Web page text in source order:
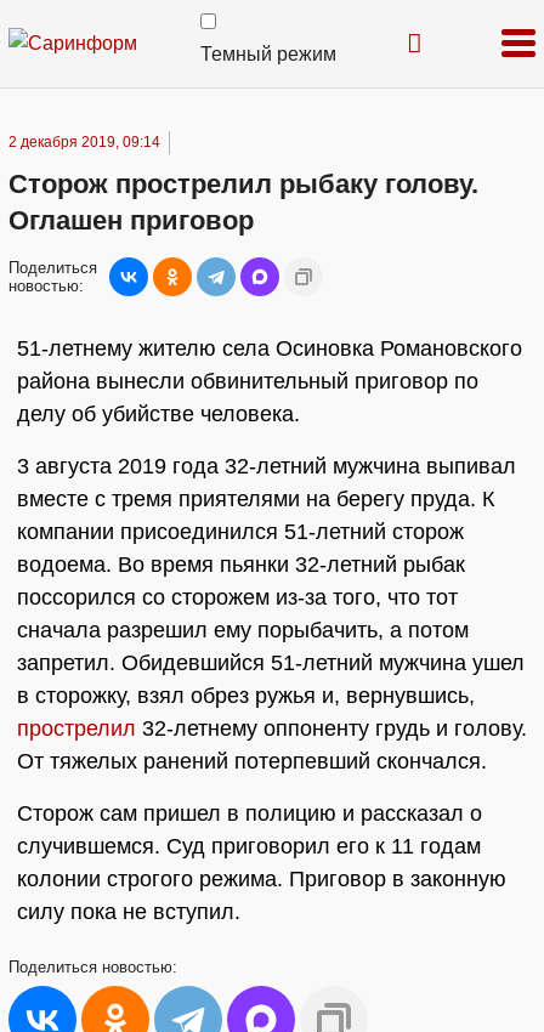
Темный режим
2 декабря 2019, 09:14
Сторож прострелил рыбаку голову.
Оглашен приговор
Поделиться
новостью:
51-летнему жителю села Осиновка Романовского
района вынесли обвинительный приговор по
делу об убийстве человека.
3 августа 2019 года 32-летний мужчина выпивал
вместе с тремя приятелями на берегу пруда. К
компании присоединился 51-летний сторож
водоема. Во время пьянки 32-летний рыбак
поссорился со сторожем из-за того, что тот
сначала разрешил ему порыбачить, а потом
запретил. Обидевшийся 51-летний мужчина ушел
в сторожку, взял обрез ружья и, вернувшись,
прострелил 32-летнему оппоненту грудь и голову.
От тяжелых ранений потерпевший скончался.
Сторож сам пришел в полицию и рассказал о
случившемся. Суд приговорил его к 11 годам
колонии строгого режима. Приговор в законную
силу пока не вступил.
Поделиться новостью: